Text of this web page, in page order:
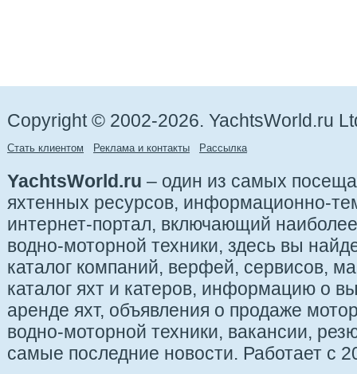
Copyright © 2002-2026. YachtsWorld.ru
Стать клиентом Реклама и контакты Рассылка
YachtsWorld.ru – один из самых
яхтенных ресурсов, информационно-
интернет-портал, включающий
водно-моторной техники, здесь вы
каталог компаний, верфей, сервисов,
каталог яхт и катеров, информацию о
аренде яхт, объявления о продаже
водно-моторной техники, вакансии,
самые последние новости. Работает с